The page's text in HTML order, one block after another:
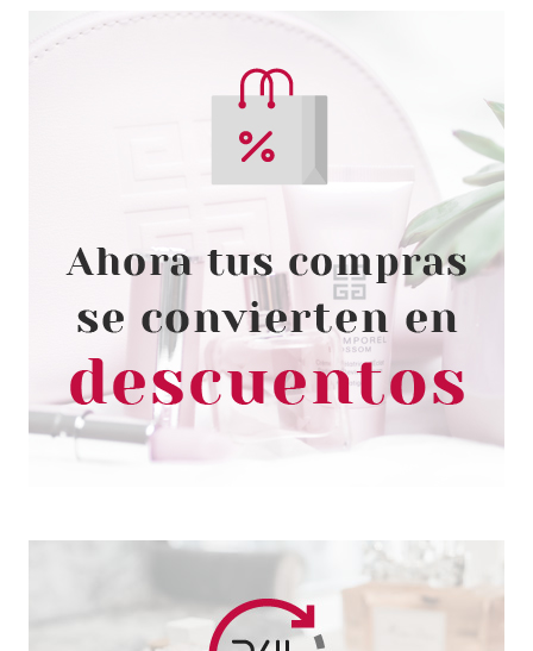
RALPH LAUREN
RALPH LAUREN POLO 67 EDT
150 ML RECARGA
Pvr 109.00€
-35%
desde
70.53€